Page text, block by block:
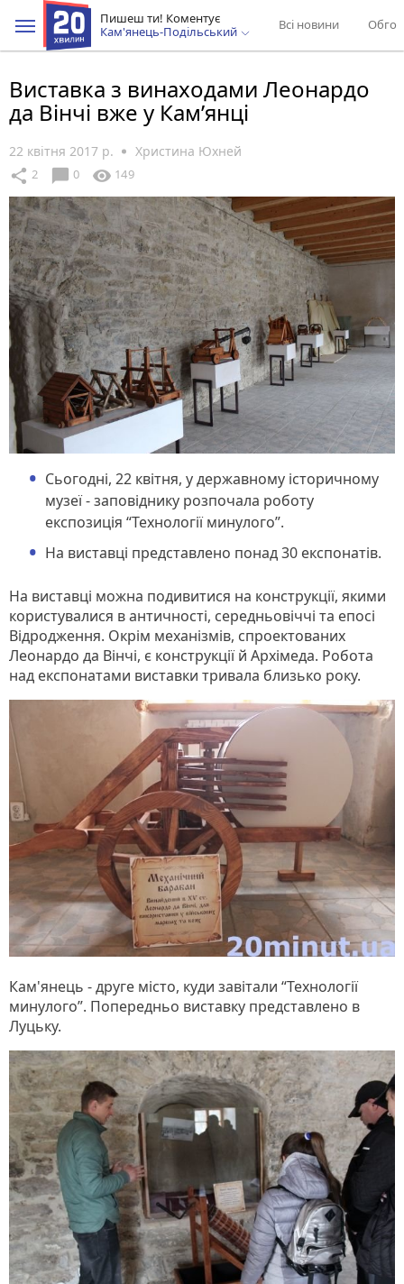
Пишеш ти! Коментує
Кам'янець-Подільський
Всі новини
Виставка з винаходами Леонардо
да Вінчі вже у Кам’янці
22 квітня 2017 р. Христина Юхней
share 2 chat_bubble 0 visibility 149
Сьогодні, 22 квітня, у державному історичному
музеї - заповіднику розпочала роботу
експозиція “Технології минулого”.
На виставці представлено понад 30 експонатів.
На виставці можна подивитися на конструкції, якими
користувалися в античності, середньовіччі та епосі
Відродження. Окрім механізмів, спроектованих
Леонардо да Вінчі, є конструкції й Архімеда. Робота
над експонатами виставки тривала близько року.
Кам'янець - друге місто, куди завітали “Технології
минулого”. Попередньо виставку представлено в
Луцьку.